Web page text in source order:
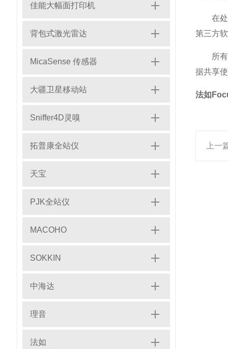
佳能大幅面打印机
背包式激光雷达
MicaSense 传感器
大疆卫星移动站
Sniffer4D灵嗅
拓普康全站仪
天宝
PJK全站仪
MACOHO
SOKKIN
中海达
理音
法如
在处理
第三方
所有型
据共享
法如
上一